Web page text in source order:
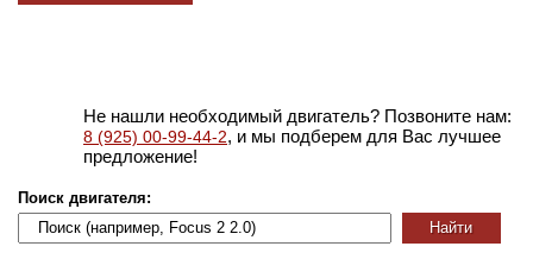
Не нашли необходимый двигатель? Позвоните нам:
8 (925) 00-99-44-2, и мы подберем для Вас лучшее
предложение!
Поиск двигателя: